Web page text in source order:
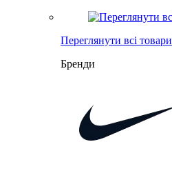
Переглянути всі товари
Бренди